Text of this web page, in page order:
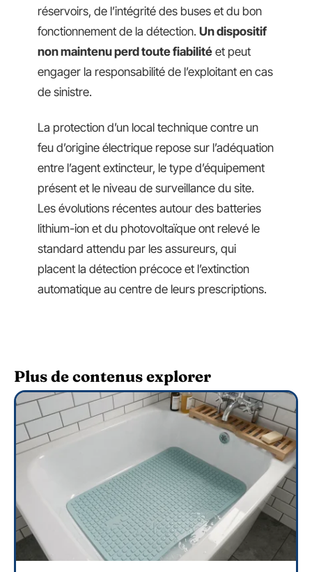
réservoirs, de l’intégrité des buses et du bon
fonctionnement de la détection. Un dispositif
non maintenu perd toute fiabilité et peut
engager la responsabilité de l’exploitant en cas
de sinistre.
La protection d’un local technique contre un
feu d’origine électrique repose sur l’adéquation
entre l’agent extincteur, le type d’équipement
présent et le niveau de surveillance du site.
Les évolutions récentes autour des batteries
lithium-ion et du photovoltaïque ont relevé le
standard attendu par les assureurs, qui
placent la détection précoce et l’extinction
automatique au centre de leurs prescriptions.
Plus de contenus explorer